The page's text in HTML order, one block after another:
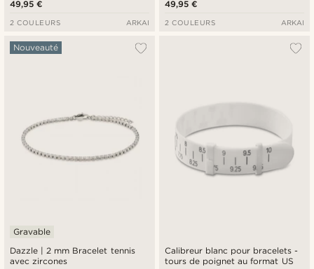
49,95 €
2 COULEURS ARKAI
49,95 €
2 COULEURS ARKAI
Dazzle | 2 mm Bracelet tennis
avec zircones
Nouveauté
Gravable
Calibreur blanc pour bracelets -
tours de poignet au format US